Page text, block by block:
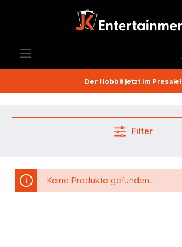
Der Hobbit jetzt im Presale!
Filter
Keine Produkte gefunden.